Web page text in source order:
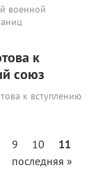
военной
к
союз
к вступлению
9 10
11
последняя »